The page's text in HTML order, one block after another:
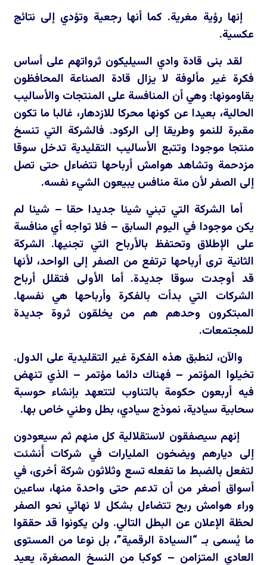
إنها رؤية مغرية. كما أنها رجعية وتؤدي إلى نتائج
عكسية.
لقد بنى قادة وادي السيليكون ثرواتهم على أساس
فكرة غير مألوفة لا يزال قادة الصناعة المحافظون
يقاومونها: وهي أن المنافسة على المنتجات والأساليب
الحالية، بعيدا عن كونها محركا للازدهار، غالبا ما تكون
مقبرة للنمو وطريقا إلى الركود. فالشركة التي تنسخ
منتجا موجودا وتتبع الأساليب التقليدية تدخل سوقا
مزدحمة وتشاهد هوامش أرباحها تتضاءل حتى تصل
إلى الصفر لأن مئة منافس يبيعون الشيء نفسه.
أما الشركة التي تبني شيئا جديدا حقا – شيئا لم
يكن موجودا في اليوم السابق – فلا تواجه أي منافسة
على الإطلاق وتحتفظ بالأرباح التي تجنيها. الشركة
الثانية ترى أرباحها ترتفع من الصفر إلى الواحد، لأنها
قد أوجدت سوقا جديدة. أما الأولى فتقلل أرباح
الشركات التي بدأت بالفكرة وأرباحها هي نفسها.
المبتكرون وحدهم هم من يخلقون ثروة جديدة
للمجتمعات.
والآن، لنطبق هذه الفكرة غير التقليدية على الدول.
تخيلوا المؤتمر – فهناك دائما مؤتمر – الذي تنهض
فيه أربعون حكومة بالتناوب لتتعهد بإنشاء حوسبة
سحابية سيادية، نموذج سيادي، بطل وطني خاص بها.
إنهم سيصفقون لاستقلالية كل منهم ثم سيعودون
إلى ديارهم ويضخون المليارات في شركات أُنشئت
لتفعل بالضبط ما تفعله تسع وثلاثون شركة أخرى، في
أسواق أصغر من أن تدعم حتى واحدة منها، ساعين
وراء هوامش ربح تتضاءل بشكل لا نهائي نحو الصفر
لحظة الإعلان عن البطل التالي. ولن يكونوا قد حققوا
ما يُسمى بـ “السيادة الرقمية”، بل نوعا من المستوى
العادي المتزامن – كوكبا من النسخ المصغرة، يعيد